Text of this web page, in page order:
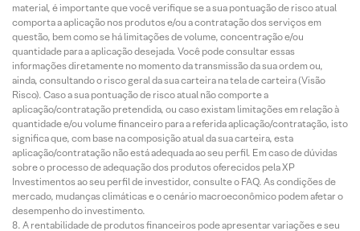
material, é importante que você verifique se a sua pontuação de risco atual
comporta a aplicação nos produtos e/ou a contratação dos serviços em
questão, bem como se há limitações de volume, concentração e/ou
quantidade para a aplicação desejada. Você pode consultar essas
informações diretamente no momento da transmissão da sua ordem ou,
ainda, consultando o risco geral da sua carteira na tela de carteira (Visão
Risco). Caso a sua pontuação de risco atual não comporte a
aplicação/contratação pretendida, ou caso existam limitações em relação à
quantidade e/ou volume financeiro para a referida aplicação/contratação, isto
significa que, com base na composição atual da sua carteira, esta
aplicação/contratação não está adequada ao seu perfil. Em caso de dúvidas
sobre o processo de adequação dos produtos oferecidos pela XP
Investimentos ao seu perfil de investidor, consulte o FAQ. As condições de
mercado, mudanças climáticas e o cenário macroeconômico podem afetar o
desempenho do investimento.
A rentabilidade de produtos financeiros pode apresentar variações e seu